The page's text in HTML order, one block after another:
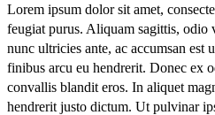
Lorem ipsum dolor sit amet,
feugiat purus. Aliquam sagittis, odio
nunc ultricies ante, ac accumsan
finibus arcu eu hendrerit. Donec ex
convallis blandit eros. In aliquet
hendrerit justo dictum. Ut pulvinar